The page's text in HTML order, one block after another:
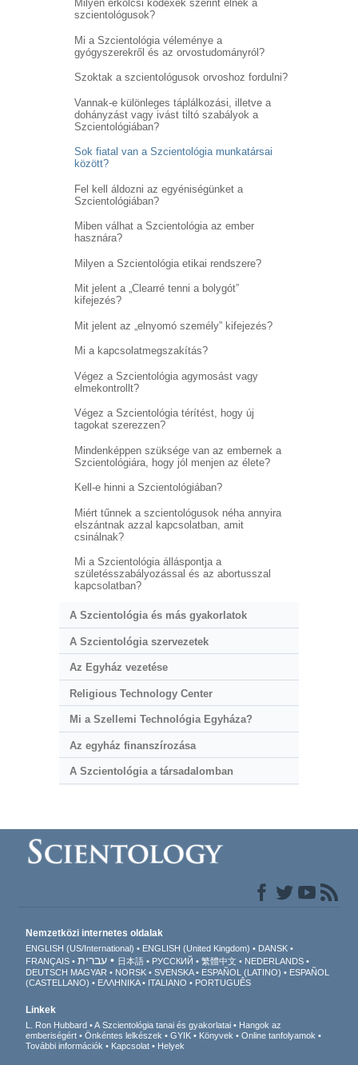
Milyen erkölcsi kódexek szerint élnek a
szcientológusok?
Mi a Szcientológia véleménye a
gyógyszerekről és az orvostudományról?
Szoktak a szcientológusok orvoshoz fordulni?
Vannak-e különleges táplálkozási, illetve a
dohányzást vagy ivást tiltó szabályok a
Szcientológiában?
Sok fiatal van a Szcientológia munkatársai
között?
Fel kell áldozni az egyéniségünket a
Szcientológiában?
Miben válhat a Szcientológia az ember
hasznára?
Milyen a Szcientológia etikai rendszere?
Mit jelent a „Clearré tenni a bolygót”
kifejezés?
Mit jelent az „elnyomó személy” kifejezés?
Mi a kapcsolatmegszakítás?
Végez a Szcientológia agymosást vagy
elmekontrollt?
Végez a Szcientológia térítést, hogy új
tagokat szerezzen?
Mindenképpen szüksége van az embernek a
Szcientológiára, hogy jól menjen az élete?
Kell-e hinni a Szcientológiában?
Miért tűnnek a szcientológusok néha annyira
elszántnak azzal kapcsolatban, amit
csinálnak?
Mi a Szcientológia álláspontja a
születésszabályozással és az abortusszal
kapcsolatban?
A Szcientológia és más gyakorlatok
A Szcientológia szervezetek
Az Egyház vezetése
Religious Technology Center
Mi a Szellemi Technológia Egyháza?
Az egyház finanszírozása
A Szcientológia a társadalomban
Nemzetközi internetes oldalak
ENGLISH (US/International) ENGLISH (United Kingdom)
DANSK
FRANÇAIS
עברית 日本語 РУССКИЙ 繁體中文
NEDERLANDS
DEUTSCH MAGYAR NORSK SVENSKA ESPAÑOL (LATINO)
ESPAÑOL
(CASTELLANO)
ΕΛΛΗΝΙΚA ITALIANO PORTUGUÊS
Linkek
L. Ron Hubbard A Szcientológia tanai és gyakorlatai
Hangok az
emberiségért
Önkéntes lelkészek GYIK Könyvek
Online tanfolyamok
További információk
Kapcsolat Helyek